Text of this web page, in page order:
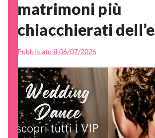
matrimoni più
chiacchierati
Pubblicato il06/07/2026